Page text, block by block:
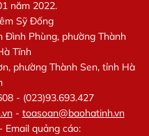
năm 2022.
Sỹ Đống
Đình Phùng, phường Thành
Tĩnh
phường Thành Sen, tỉnh Hà
- (023)93.693.427
- toasoan@baohatinh.vn
Email quảng cáo: